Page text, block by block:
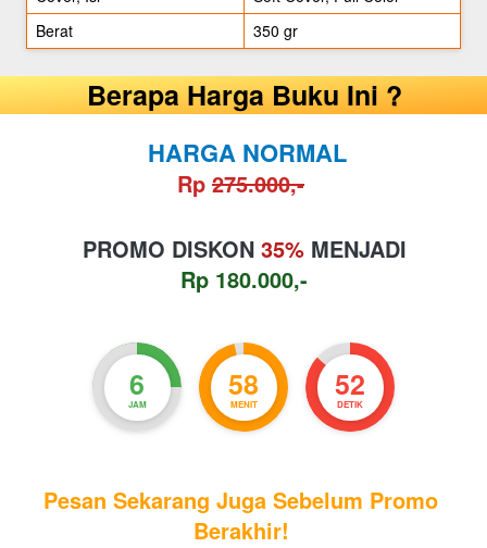
Berat
350 gr
Berapa Harga Buku Ini ?
HARGA NORMAL
Rp 275.000,-
PROMO DISKON 35% MENJADI
Rp 180.000,-
6
JAM
58
MENIT
51
DETIK
Pesan Sekarang Juga Sebelum Promo
Berakhir!